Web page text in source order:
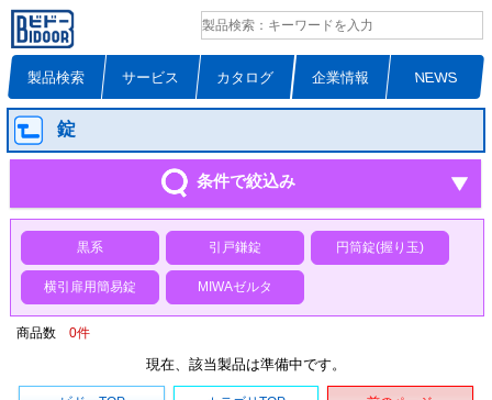
製品検索 サービス カタログ 企業情報 NEWS
錠
条件で絞込み
黒系 引戸鎌錠 円筒錠(握り玉)
横引扉用簡易錠 MIWAゼルタ
商品数 0件
現在、該当製品は準備中です。